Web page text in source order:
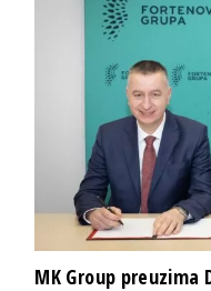
MK Group